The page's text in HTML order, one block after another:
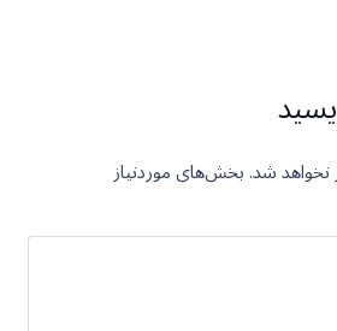
شد.بخش‌های موردنیاز